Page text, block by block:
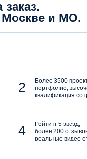
и МО.
Более 3500
портфолио,
квалификация
Рейтинг 5 звезд,
более 200
реальные видео